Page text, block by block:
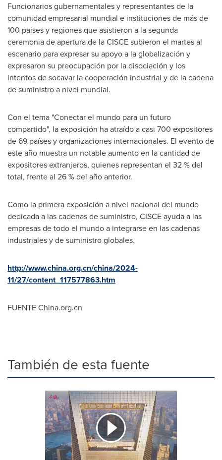
Funcionarios gubernamentales y representantes de la
comunidad empresarial mundial e instituciones de más de
100 países y regiones que asistieron a la segunda
ceremonia de apertura de la CISCE subieron el martes al
escenario para expresar su apoyo a la globalización y
expresaron su preocupación por la disociación y los
intentos de socavar la cooperación industrial y de la cadena
de suministro a nivel mundial.
Con el tema "Conectar el mundo para un futuro
compartido", la exposición ha atraído a casi 700 expositores
de 69 países y organizaciones internacionales. El evento de
este año muestra un notable aumento en la cantidad de
expositores extranjeros, quienes representan el 32 % del
total, frente al 26 % del año anterior.
Como la primera exposición a nivel nacional del mundo
dedicada a las cadenas de suministro, CISCE ayuda a las
empresas de todo el mundo a integrarse en las cadenas
industriales y de suministro globales.
http://www.china.org.cn/china/2024-
11/27/content_117577863.htm
FUENTE China.org.cn
También de esta fuente